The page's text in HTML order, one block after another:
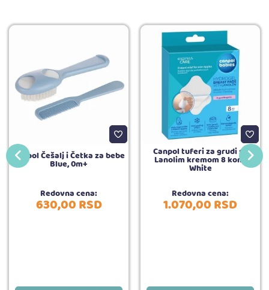
Canpol Češalj i Četka za bebe
Blue, 0m+
Redovna cena:
630,00RSD
Canpol tuferi za grudi sa
Lanolim kremom 8 kom,
White
Redovna cena:
1.070,00RSD